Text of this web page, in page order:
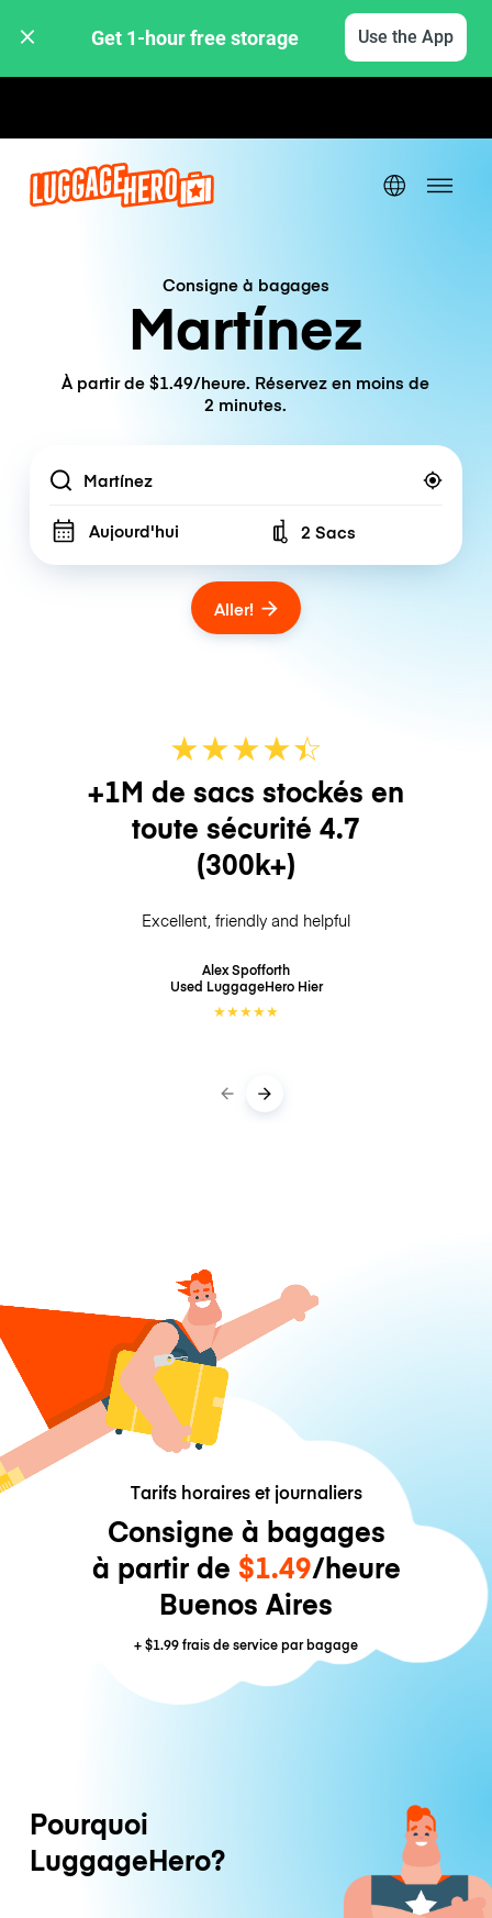
Get 1-hour free storage Use the App
Consigne à bagages
Martínez
À partir de $1.49/heure. Réservez en moins de
2 minutes.
Location
Aujourd'hui Number of bags
2 Sacs
Aller!
★★★★☆
★
+1M de sacs stockés en
toute sécurité 4.7
(300k+)
Excellent, friendly and helpful
Alex Spofforth
Used LuggageHero Hier
★★★★★
Tarifs horaires et journaliers
Consigne à bagages
à partir de $1.49/heure
Buenos Aires
+$1.99frais de service par bagage
Pourquoi
LuggageHero?